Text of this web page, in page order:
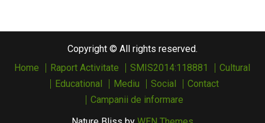
Copyright © All rights reserved.
Home
Raport Activitate SMIS2014:118881
Cultural
Educational
Mediu Social
Contact
Campanii de informare